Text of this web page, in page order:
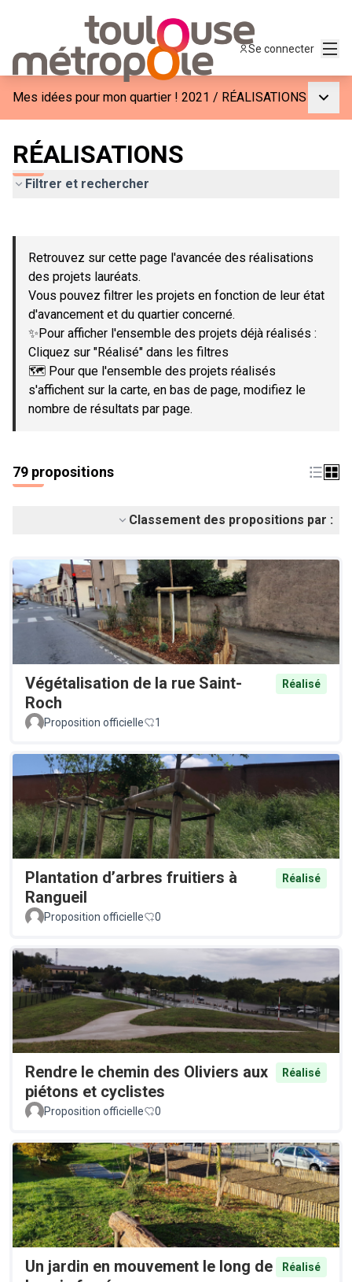
Se connecter
Mes idées pour mon quartier ! 2021 / RÉALISATIONS
RÉALISATIONS
Filtrer et rechercher
−
Retrouvez sur cette page l'avancée des réalisations
des projets lauréats.
Vous pouvez filtrer les projets en fonction de leur état
d'avancement et du quartier concerné.
✨Pour afficher l'ensemble des projets déjà réalisés :
Cliquez sur "Réalisé" dans les filtres
🗺️ Pour que l'ensemble des projets réalisés
s'affichent sur la carte, en bas de page, modifiez le
nombre de résultats par page.
79 propositions
Classement des propositions par :
Végétalisation de la rue Saint-
Roch
Réalisé
Proposition officielle 1
Plantation d’arbres fruitiers à
Rangueil
Réalisé
Proposition officielle 0
Rendre le chemin des Oliviers aux
piétons et cyclistes
Réalisé
Proposition officielle 0
Un jardin en mouvement le long de
Réalisé